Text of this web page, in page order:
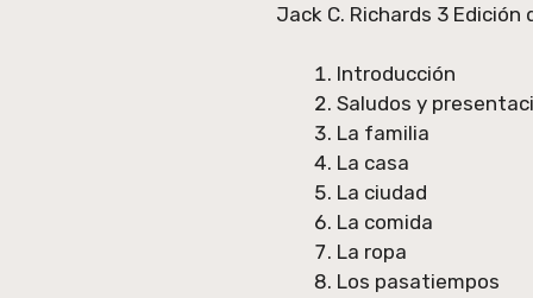
Jack C. Richards 3 Edición
Introducción
Saludos y
La familia
La casa
La ciudad
La comida
La ropa
Los pasatiempos